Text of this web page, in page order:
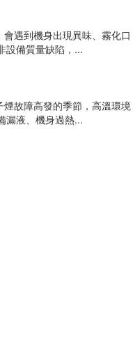
遇到機身出現異味、霧化口
設備質量缺陷，...
故障高發的季節，高溫環境
漏液、機身過熱...